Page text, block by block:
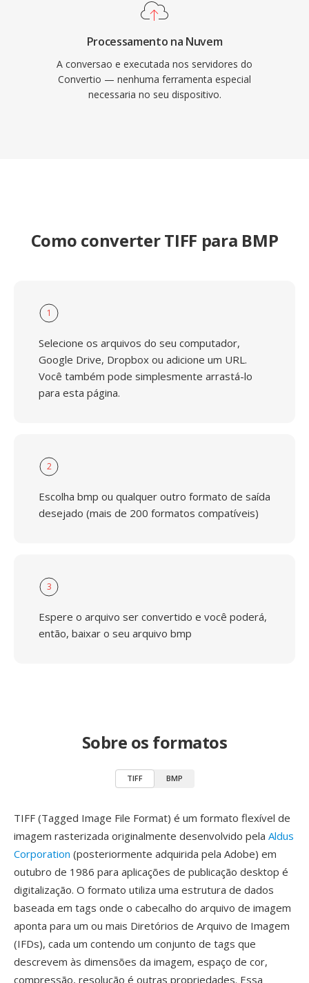
Processamento na Nuvem
A conversao e executada nos servidores do
Convertio — nenhuma ferramenta especial
necessaria no seu dispositivo.
Como converter TIFF para BMP
1
Selecione os arquivos do seu computador,
Google Drive, Dropbox ou adicione um URL.
Você também pode simplesmente arrastá-lo
para esta página.
2
Escolha bmp ou qualquer outro formato de saída
desejado (mais de 200 formatos compatíveis)
3
Espere o arquivo ser convertido e você poderá,
então, baixar o seu arquivo bmp
Sobre os formatos
TIFF BMP
TIFF (Tagged Image File Format) é um formato flexível de
imagem rasterizada originalmente desenvolvido pela Aldus
Corporation (posteriormente adquirida pela Adobe) em
outubro de 1986 para aplicações de publicação desktop é
digitalização. O formato utiliza uma estrutura de dados
baseada em tags onde o cabecalho do arquivo de imagem
aponta para um ou mais Diretórios de Arquivo de Imagem
(IFDs), cada um contendo um conjunto de tags que
descrevem às dimensões da imagem, espaço de cor,
compressão, resolução é outras propriedades. Essa